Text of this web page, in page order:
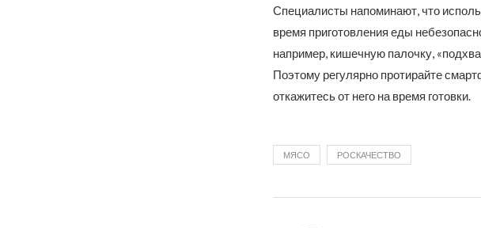
Специалисты напоминают, что
время приготовления еды
например, кишечную палочку,
Поэтому регулярно протирайте
откажитесь от него на время готовки.
МЯСО РОСКАЧЕСТВО